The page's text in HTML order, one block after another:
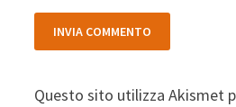
Questo sito utilizza Akismet